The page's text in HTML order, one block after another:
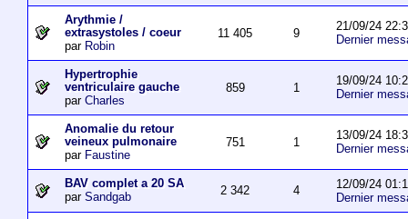
Arythmie /
extrasystoles / coeur
par Robin
11 405 9
21/09/24
Dernier
Hypertrophie
ventriculaire gauche
par Charles
859 1
19/09/24
Dernier
Anomalie du retour
veineux pulmonaire
par Faustine
751 1
13/09/24
Dernier
BAV complet a 20 SA
par Sandgab 2 342 4
12/09/24
Dernier